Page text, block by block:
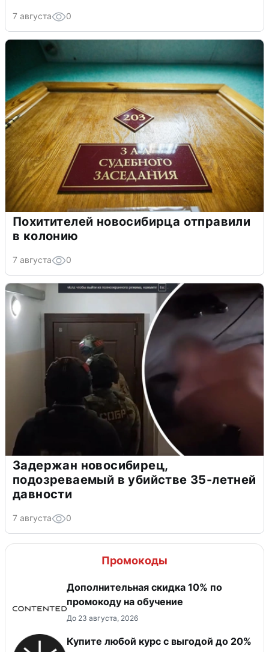
7 августа 0
Похитителей новосибирца отправили
в колонию
7 августа 0
Задержан новосибирец,
подозреваемый в убийстве 35-летней
давности
7 августа 0
Промокоды
Дополнительная скидка 10% по
промокоду на обучение
До 23 августа, 2026
Купите любой курс с выгодой до 20%